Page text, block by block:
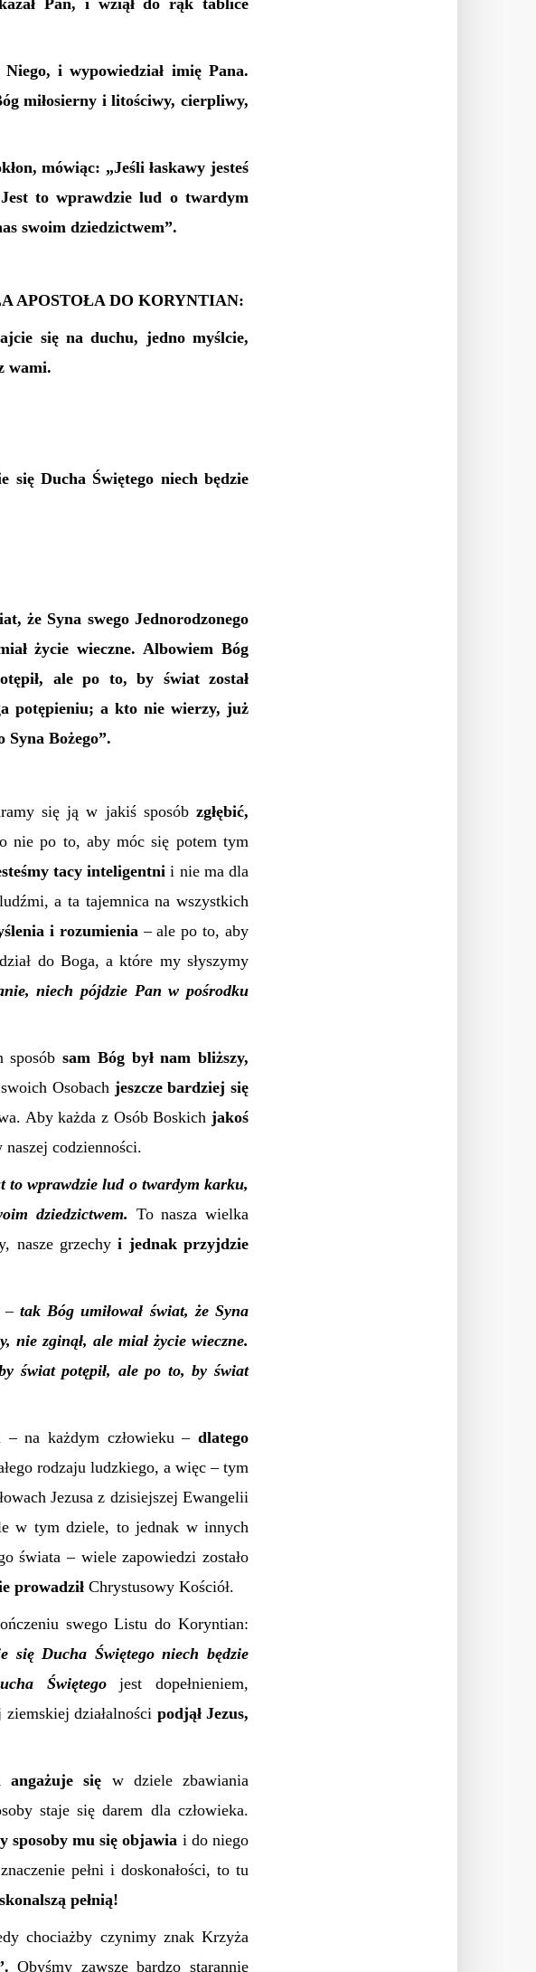
Pan, i wziął do rąk tablice
i wypowiedział imię Pana.
miłosierny i litościwy, cierpliwy,
mówiąc: „Jeśli łaskawy jesteś
to wprawdzie lud o twardym
swoim dziedzictwem”.
APOSTOŁA DO KORYNTIAN:
się na duchu, jedno myślcie,
wami.
się Ducha Świętego niech będzie
że Syna swego Jednorodzonego
życie wieczne. Albowiem Bóg
ale po to, by świat został
potępieniu; a kto nie wierzy, już
Syna Bożego”.
się ją w jakiś sposóbzgłębić,
nie po to, aby móc się potem tym
tacy inteligentnii nie ma dla
a ta tajemnica na wszystkich
i rozumienia– ale po to, aby
do Boga, a które my słyszymy
niech pójdzie Pan w pośrodku
sposóbsam Bóg był nam bliższy,
Osobach jeszcze bardziej się
Aby każda z Osób Boskichjakoś
codzienności.
to wprawdzie lud o twardym karku,
dziedzictwem. To nasza wielka
nasze grzechyi jednak przyjdzie
– tak Bóg umiłował świat, że Syna
nie zginął, ale miał życie wieczne.
świat potępił, ale po to, by świat
– na każdym człowieku – dlatego
rodzaju ludzkiego, a więc – tym
Jezusa z dzisiejszej Ewangelii
w tym dziele, to jednak w innych
świata – wiele zapowiedzi zostało
prowadził Chrystusowy Kościół.
swego Listu do Koryntian:
się Ducha Świętego niech będzie
Świętegojest dopełnieniem,
działalności podjął Jezus,
angażuje się w dziele zbawiania
staje się darem dla człowieka.
sposoby mu się objawia i do niego
pełni i doskonałości, to tu
pełnią!
chociażby czynimy znak Krzyża
Obyśmy zawsze bardzo starannie